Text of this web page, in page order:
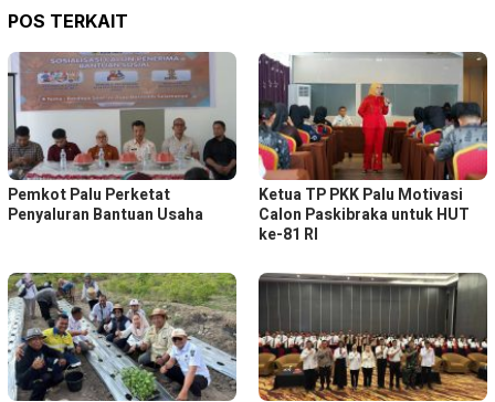
POS TERKAIT
Pemkot Palu Perketat
Penyaluran Bantuan Usaha
Ketua TP PKK Palu Motivasi
Calon Paskibraka untuk HUT
ke-81 RI